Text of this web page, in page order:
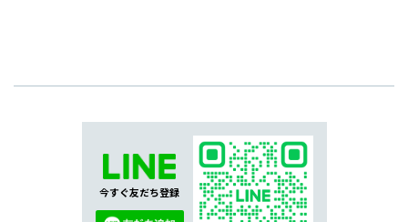
今すぐ友だち登録